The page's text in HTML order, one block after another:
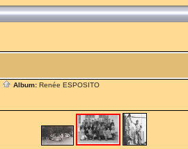
Album: Renée ESPOSITO